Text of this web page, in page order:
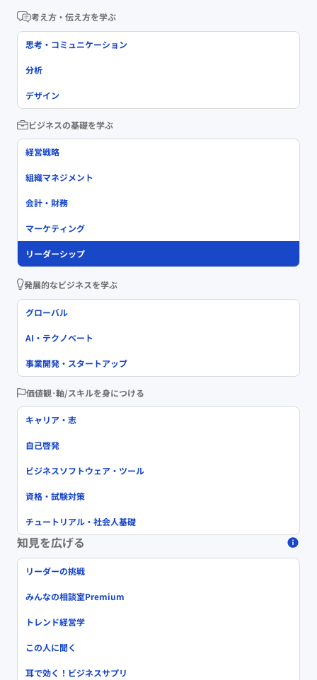
考え方・伝え方を学ぶ
思考・コミュニケーション
分析
デザイン
ビジネスの基礎を学ぶ
経営戦略
組織マネジメント
会計・財務
マーケティング
リーダーシップ
発展的なビジネスを学ぶ
グローバル
AI・テクノベート
事業開発・スタートアップ
価値観･軸/スキルを身につける
キャリア・志
自己啓発
ビジネスソフトウェア・ツール
資格・試験対策
チュートリアル・社会人基礎
知見を広げる
リーダーの挑戦
みんなの相談室Premium
トレンド経営学
この人に聞く
耳で効く！ビジネスサプリ